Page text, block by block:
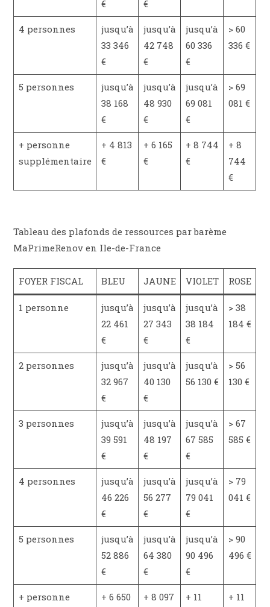
€ €
4 personnes
jusqu’à
33 346
€
jusqu’à
42 748
€
jusqu’à
60 336
€
> 60
336 €
5 personnes
jusqu’à
38 168
€
jusqu’à
48 930
€
jusqu’à
69 081
€
> 69
081 €
+ personne
supplémentaire
+ 4 813
€
+ 6 165
€
+ 8 744
€
+ 8
744
€
Tableau des plafonds de ressources par barème
MaPrimeRenov en Ile-de-France
FOYER FISCAL BLEU JAUNE VIOLET ROSE
1 personne
jusqu’à
22 461
€
jusqu’à
27 343
€
jusqu’à
38 184
€
> 38
184 €
2 personnes
jusqu’à
32 967
€
jusqu’à
40 130
€
jusqu’à
56 130 €
> 56
130 €
3 personnes
jusqu’à
39 591
€
jusqu’à
48 197
€
jusqu’à
67 585
€
> 67
585 €
4 personnes
jusqu’à
46 226
€
jusqu’à
56 277
€
jusqu’à
79 041
€
> 79
041 €
5 personnes
jusqu’à
52 886
€
jusqu’à
64 380
€
jusqu’à
90 496
€
> 90
496 €
+ personne
+ 6 650
+ 8 097
+ 11
+ 11